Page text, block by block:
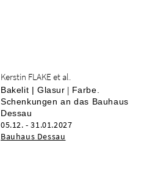
Kerstin FLAKE et al.
Bakelit | Glasur | Farbe.
Schenkungen an das Bauhaus
Dessau
05.12. - 31.01.2027
Bauhaus Dessau